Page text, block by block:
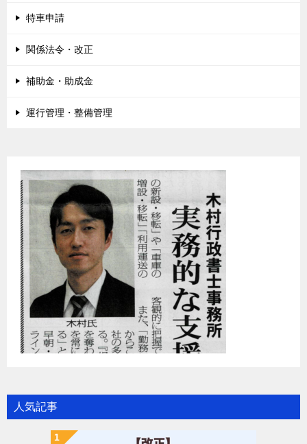
特車申請
関係法令・改正
補助金・助成金
運行管理・整備管理
人気記事